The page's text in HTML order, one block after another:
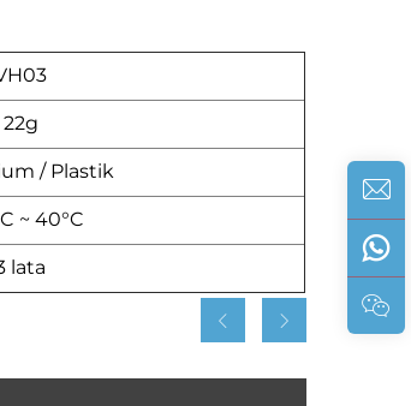
22g
/ Plastik
~ 40°C
lata